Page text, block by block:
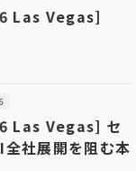
Las Vegas]
Las Vegas] セ
社展開を阻む本